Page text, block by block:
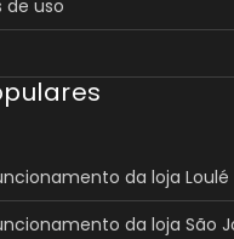
de uso
da loja Loulé
da loja São